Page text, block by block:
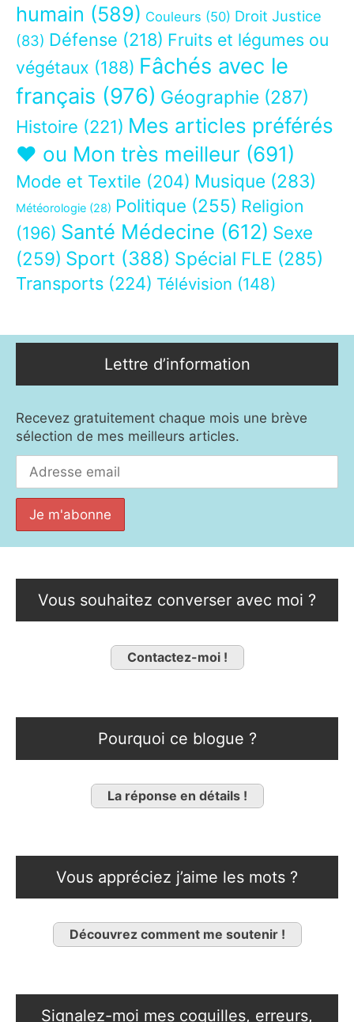
humain (589) Couleurs (50) Droit Justice
(83) Défense (218) Fruits et légumes ou
végétaux (188) Fâchés avec le
français (976) Géographie (287)
Histoire (221) Mes articles préférés
❤ ou Mon très meilleur (691)
Mode et Textile (204) Musique (283)
Météorologie (28) Politique (255) Religion
(196) Santé Médecine (612) Sexe
(259) Sport (388) Spécial FLE (285)
Transports (224) Télévision (148)
Lettre d’information
Recevez gratuitement chaque mois une brève
sélection de mes meilleurs articles.
Vous souhaitez converser avec moi ?
Contactez-moi !
Pourquoi ce blogue ?
La réponse en détails !
Vous appréciez j’aime les mots ?
Découvrez comment me soutenir !
Signalez-moi mes coquilles, erreurs,